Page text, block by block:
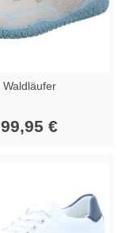
Waldläufer
99,95 €